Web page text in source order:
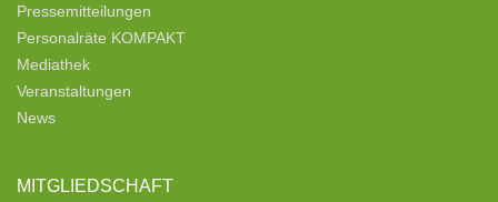
Pressemitteilungen
Personalräte KOMPAKT
Mediathek
Veranstaltungen
News
MITGLIEDSCHAFT